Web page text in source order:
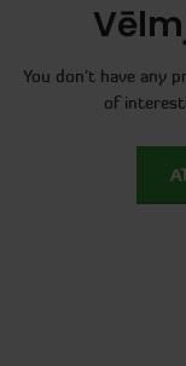
You don't have any
of